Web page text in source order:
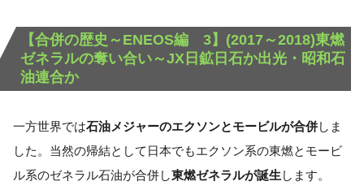
【合併の歴史～ENEOS編 3】(2017～2018)東燃
ゼネラルの奪い合い～JX日鉱日石か出光・昭和石
油連合か
一方世界では石油メジャーのエクソンとモービルが合併しま
した。当然の帰結として日本でもエクソン系の東燃とモービ
ル系のゼネラル石油が合併し東燃ゼネラルが誕生 します。